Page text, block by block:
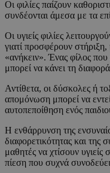
Οι φιλίες παίζουν
συνδέονται άμεσα με τα
Οι υγιείς φιλίες
γιατί προσφέρουν
«ανήκειν». Ένας φίλος που
μπορεί να κάνει τη
Αντίθετα, οι δύσκολες ή
απομόνωση μπορεί να
αυτοπεποίθηση ενός
Η ενθάρρυνση της
διαφορετικότητας και της
μαθητές να χτίσουν
πίεση που συχνά